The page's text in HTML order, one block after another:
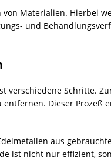
Materialien. Hierbei
und
verschiedene Schritte.
entfernen. Dieser
aus
ist nicht nur effizient,